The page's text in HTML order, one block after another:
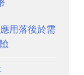
用落後於需